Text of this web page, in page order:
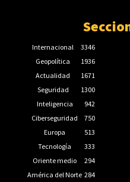
Internacional
3346
Geopolítica
1936
Actualidad
1671
Seguridad
1300
Inteligencia
942
Ciberseguridad
750
Europa
513
Tecnología
333
Oriente medio
294
América del Norte 284